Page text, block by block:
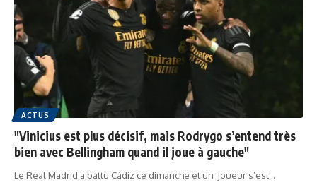
ACTUS
"Vinicius est plus décisif, mais Rodrygo s’entend très
bien avec Bellingham quand il joue à gauche"
Le Real Madrid a battu Cádiz ce dimanche et un joueur s’est…